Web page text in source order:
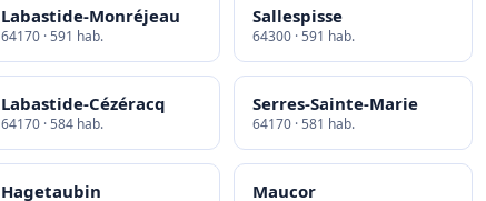
Labastide-Monréjeau
64170 · 591 hab.
Sallespisse
64300 · 591 hab.
Labastide-Cézéracq
64170 · 584 hab.
Serres-Sainte-Marie
64170 · 581 hab.
Hagetaubin Maucor